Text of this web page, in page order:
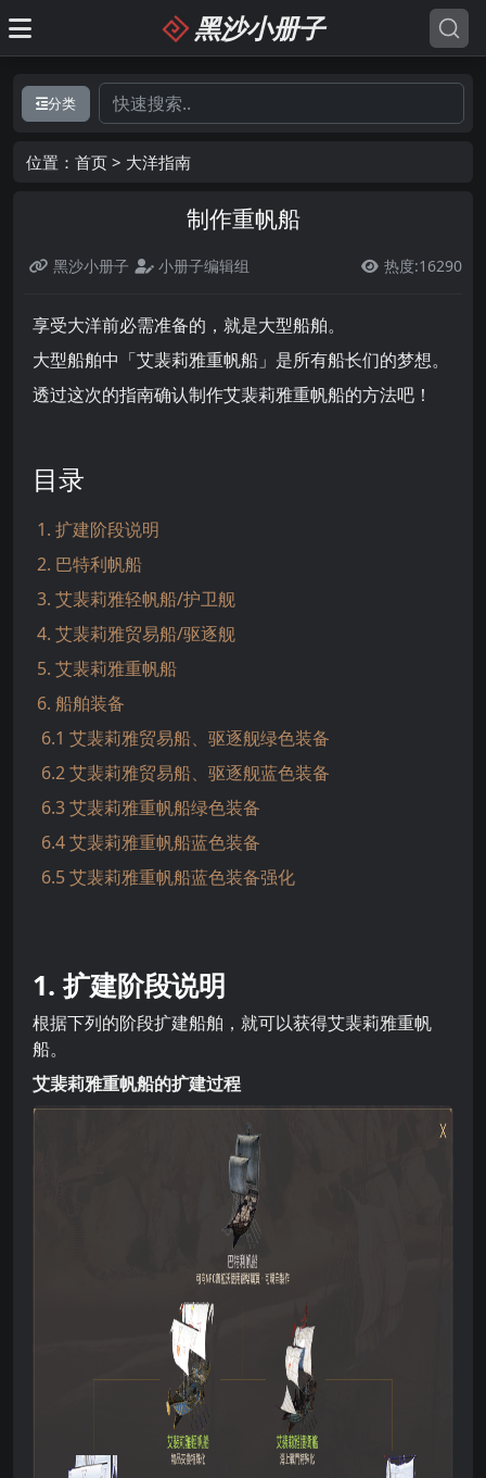
黑沙小册子
分类
位置： 首页 > 大洋指南
制作重帆船
黑沙小册子 小册子编辑组  热度:16290
享受大洋前必需准备的，就是大型船舶。
大型船舶中「艾裴莉雅重帆船」是所有船长们的梦想。
透过这次的指南确认制作艾裴莉雅重帆船的方法吧！
目录
1. 扩建阶段说明
2. 巴特利帆船
3. 艾裴莉雅轻帆船/护卫舰
4. 艾裴莉雅贸易船/驱逐舰
5. 艾裴莉雅重帆船
6. 船舶装备
6.1 艾裴莉雅贸易船、驱逐舰绿色装备
6.2 艾裴莉雅贸易船、驱逐舰蓝色装备
6.3 艾裴莉雅重帆船绿色装备
6.4 艾裴莉雅重帆船蓝色装备
6.5 艾裴莉雅重帆船蓝色装备强化
1. 扩建阶段说明
根据下列的阶段扩建船舶，就可以获得艾裴莉雅重帆
船。
艾裴莉雅重帆船的扩建过程